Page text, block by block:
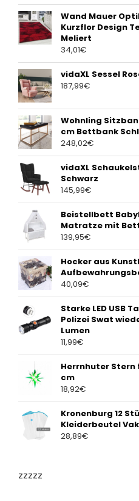
Wand Mauer
Kurzflor Design
Meliert
34,01€
vidaXL Sessel
187,99€
Wohnling
cm Bettbank
248,02€
vidaXL
Schwarz
145,99€
Beistellbett
Matratze mit
139,95€
Hocker aus
40,09€
Starke LED USB
Polizei Swat
Lumen
11,99€
Herrnhuter Stern
cm
18,92€
Kronenburg 12
Kleiderbeutel
28,89€
zzzzz